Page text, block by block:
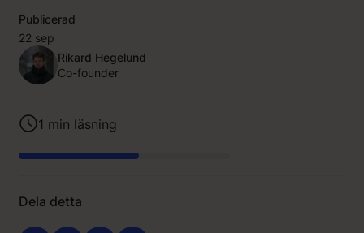
Rikard Hegelund
Co-founder
Publicerad
22 sep
1 min läsning
Dela detta